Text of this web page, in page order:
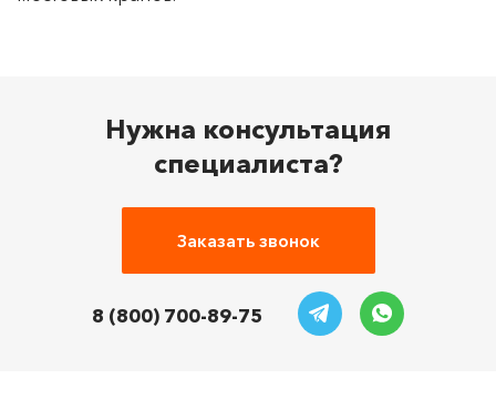
Нужна консультация
специалиста?
Заказать звонок
8 (800) 700-89-75